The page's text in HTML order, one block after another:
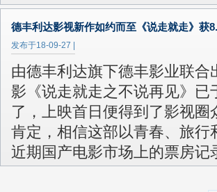
德丰利达影视新作如约而至《说走就走》获
发布于18-09-27
由德丰利达旗下德丰影业联合
影《说走就走之不说再见》已
了，上映首日便得到了影视
肯定，相信这部以青春、旅
近期国产电影市场上的票房记